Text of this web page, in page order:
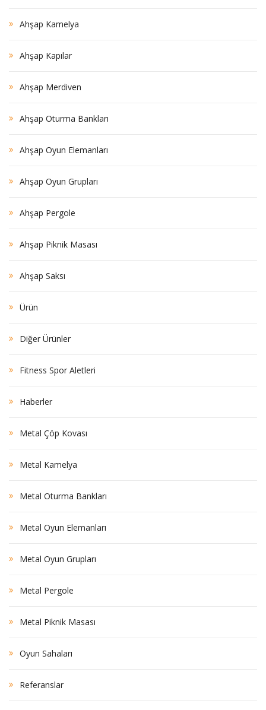
Ahşap Kamelya
Ahşap Kapılar
Ahşap Merdiven
Ahşap Oturma Bankları
Ahşap Oyun Elemanları
Ahşap Oyun Grupları
Ahşap Pergole
Ahşap Piknik Masası
Ahşap Saksı
Ürün
Diğer Ürünler
Fitness Spor Aletleri
Haberler
Metal Çöp Kovası
Metal Kamelya
Metal Oturma Bankları
Metal Oyun Elemanları
Metal Oyun Grupları
Metal Pergole
Metal Piknik Masası
Oyun Sahaları
Referanslar